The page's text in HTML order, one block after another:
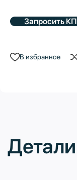
Запросить КП
В избранное
Детали